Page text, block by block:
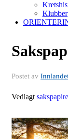
Klubber
Postet av
Vedlagt